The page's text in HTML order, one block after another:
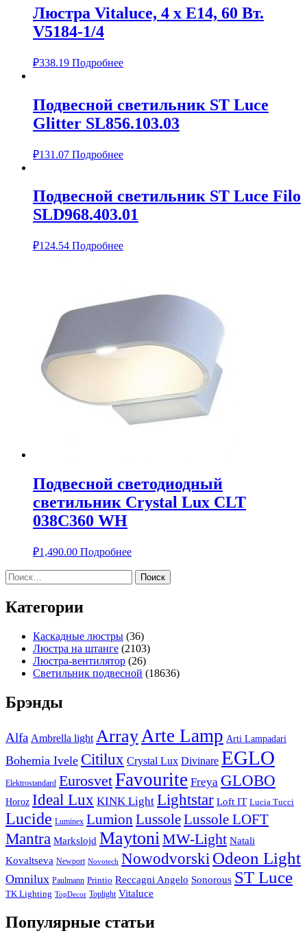
Люстра Vitaluce, 4 х Е14, 60 Вт.
V5184-1/4
₽338.19 Подробнее
Подвесной светильник ST Luce
Glitter SL856.103.03
₽131.07 Подробнее
Подвесной светильник ST Luce Filo
SLD968.403.01
₽124.54 Подробнее
Подвесной светодиодный
светильник Crystal Lux CLT
038C360 WH
₽1,490.00 Подробнее
Найти:
Категории
Каскадные люстры (36)
Люстра на штанге (2103)
Люстра-вентилятор (26)
Светильник подвесной (18636)
Брэнды
Alfa Ambrella light Array Arte Lamp Arti Lampadari
Bohemia Ivele Citilux Crystal Lux Divinare EGLO
Elektrostandard EurosvetFavourite Freya GLOBO
Horoz Ideal Lux KINK Light Lightstar Loft IT Lucia Tucci
Lucide Luminex Lumion LussoleLussole LOFT
Mantra Markslojd Maytoni MW-Light Natali
Kovaltseva Newport Novotech Nowodvorski Odeon Light
Omnilux Paulmann Printio Reccagni Angelo Sonorous ST Luce
TK Lighting TopDecor Toplight Vitaluce
Популярные статьи